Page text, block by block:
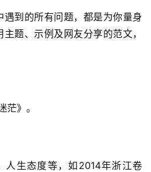
遇到的所有问题，都是为你量身
题、示例及网友分享的范文，
》。
人生态度等，如2014年浙江卷